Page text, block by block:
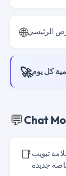
🌐الرئيسي
🚀
💬Chat
📑 تبويب
جديدة